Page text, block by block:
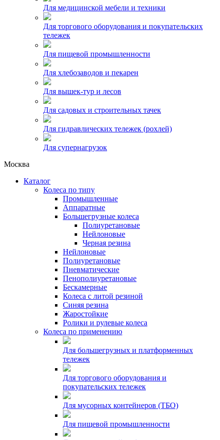
Для медицинской мебели и техники
Для торгового оборудования и покупательских
тележек
Для пищевой промышленности
Для хлебозаводов и пекарен
Для вышек-тур и лесов
Для садовых и строительных тачек
Для гидравлических тележек (рохлей)
Для супернагрузок
Москва
Каталог
Колеса по типу
Промышленные
Аппаратные
Большегрузные колеса
Полиуретановые
Нейлоновые
Черная резина
Нейлоновые
Полиуретановые
Пневматические
Пенополиуретановые
Бескамерные
Колеса с литой резиной
Синяя резина
Жаростойкие
Ролики и рулевые колеса
Колеса по применению
Для большегрузных и платформенных
тележек
Для торгового оборудования и
покупательских тележек
Для мусорных контейнеров (ТБО)
Для пищевой промышленности